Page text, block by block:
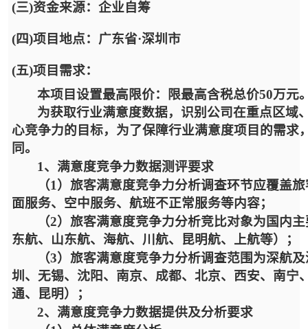
(三)资金来源：企业自筹
(四)项目地点：广东省·深圳市
(五)项目需求：
本项目设置最高限价：
限最高含税总价50万元
为获取行业满意度数据，识别公司在重点区域
心竞争力的目标，为了保障行业满意度项目的需
同。
1、满意度竞争力数据测评要求
（1）旅客满意度竞争力分析调查环节应覆盖
面服务、空中服务、航班不正常服务等内容；
（2）旅客满意度竞争力分析竞比对象为国内
东航、山东航、海航、川航、昆明航、上航等）；
（3）旅客满意度竞争力分析调查范围为深航
圳、无锡、沈阳、南京、成都、北京、西安、南
通、昆明）；
2、满意度竞争力数据提供及分析要求